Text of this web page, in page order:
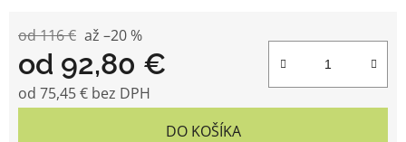
od 116 € až –20 %
od 92,80 €
od 75,45 € bez DPH
DO KOŠÍKA